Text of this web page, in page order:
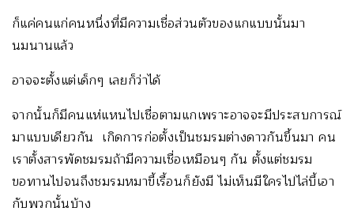
ก็แค่คนแก่คนหนึ่งที่มีความเชื่อส่วนตัวของแกแบบนั้นมา
นมนานแล้ว
อาจจะตั้งแต่เด็กๆ เลยก็ว่าได้
จากนั้นก็มีคนแห่แหนไปเชื่อตามแกเพราะอาจจะมีประสบการณ์
มาแบบเดียวกัน เกิดการก่อตั้งเป็นชมรมต่างดาวกันขึ้นมา คน
เราตั้งสารพัดชมรมถ้ามีความเชื่อเหมือนๆ กัน ตั้งแต่ชมรม
ขอทานไปจนถึงชมรมหมาขี้เรื้อนก็ยังมี ไม่เห็นมีใครไปไล่บี้เอา
กับพวกนั้นบ้าง